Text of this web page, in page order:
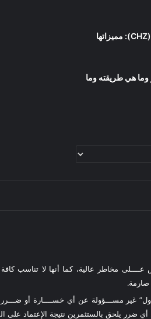
عملة Chiliz الرقمية (CHZ): مميزاتها
وما هي طريقته وما
مخاطر عالية، كما أنها لا تناسب
غير مســـؤولة عن أي خســــارة أو
ضرر يلحق بالستثمرين نتيجة الإعتماد على